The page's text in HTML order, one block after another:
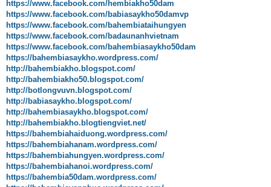
https://www.facebook.com/hembiakho50dam
https://www.facebook.com/babiasaykho50damvp
https://www.facebook.com/bahembiataihungyen
https://www.facebook.com/badaunanhvietnam
https://www.facebook.com/bahembiasaykho50dam
https://bahembiasaykho.wordpress.com/
http://bahembiakho.blogspot.com/
http://bahembiakho50.blogspot.com/
http://botlongvuvn.blogspot.com/
http://babiasaykho.blogspot.com/
http://bahembiasaykho.blogspot.com/
http://bahembiakho.blogtiengviet.net/
https://bahembiahaiduong.wordpress.com/
https://bahembiahanam.wordpress.com/
https://bahembiahungyen.wordpress.com/
https://bahembiahanoi.wordpress.com/
https://bahembia50dam.wordpress.com/